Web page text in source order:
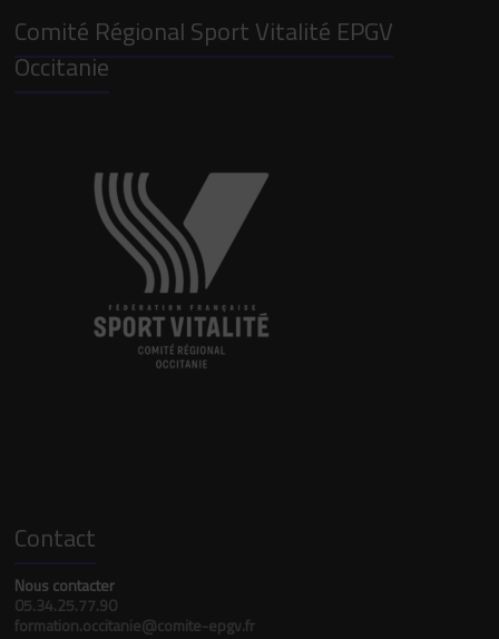
Comité Régional Sport Vitalité EPGV
Occitanie
Contact
Nous contacter
05.34.25.77.90
formation.occitanie@comite-epgv.fr